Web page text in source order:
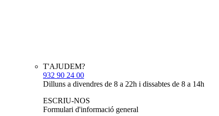
T'AJUDEM?
932 90 24 00
Dilluns a divendres de 8 a 22h i dissabtes de 8 a 14h
ESCRIU-NOS
Formulari d'informació general